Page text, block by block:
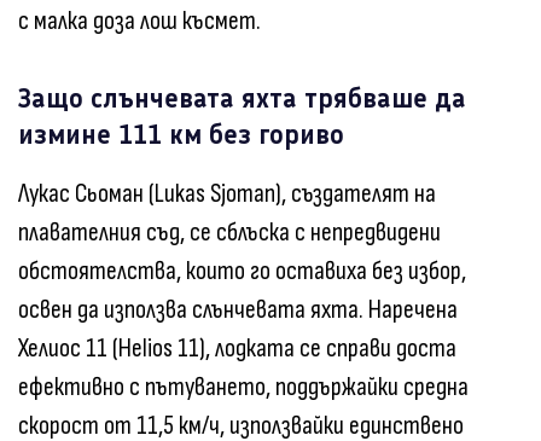
с малка доза лош късмет.
Защо слънчевата яхта трябваше да
измине 111 км без гориво
Лукас Сьоман (Lukas Sjoman), създателят на
плавателния съд, се сблъска с непредвидени
обстоятелства, които го оставиха без избор,
освен да използва слънчевата яхта. Наречена
Хелиос 11 (Helios 11), лодката се справи доста
ефективно с пътуването, поддържайки средна
скорост от 11,5 км/ч, използвайки единствено